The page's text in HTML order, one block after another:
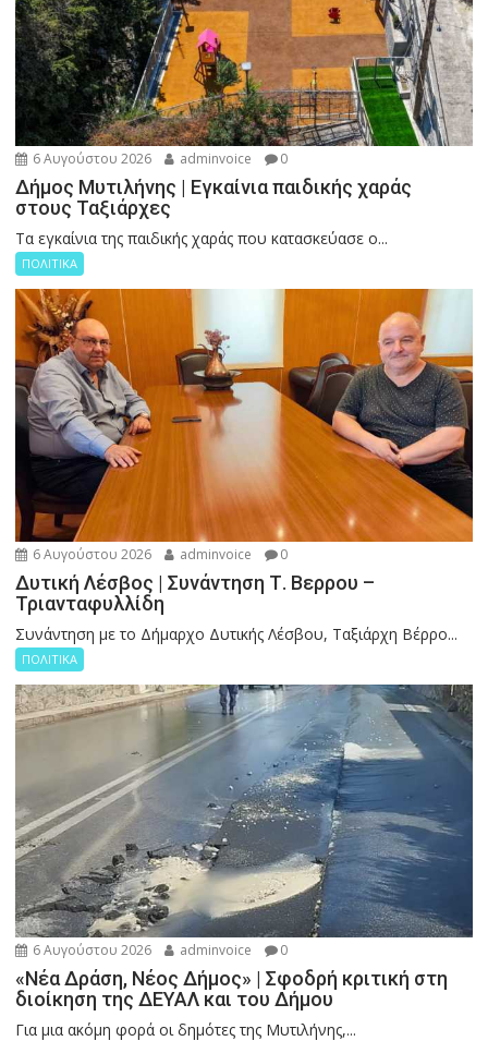
6 Αυγούστου 2026 adminvoice 0
Δήμος Μυτιλήνης | Εγκαίνια παιδικής χαράς
στους Ταξιάρχες
Tα εγκαίνια της παιδικής χαράς που κατασκεύασε ο...
ΠΟΛΙΤΙΚΑ
6 Αυγούστου 2026 adminvoice 0
Δυτική Λέσβος | Συνάντηση Τ. Βερρου –
Τριανταφυλλίδη
Συνάντηση με το Δήμαρχο Δυτικής Λέσβου, Ταξιάρχη Βέρρο...
ΠΟΛΙΤΙΚΑ
6 Αυγούστου 2026 adminvoice 0
«Νέα Δράση, Νέος Δήμος» | Σφοδρή κριτική στη
διοίκηση της ΔΕΥΑΛ και του Δήμου
Για μια ακόμη φορά οι δημότες της Μυτιλήνης,...